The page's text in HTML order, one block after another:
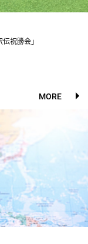
祝勝会」
MORE